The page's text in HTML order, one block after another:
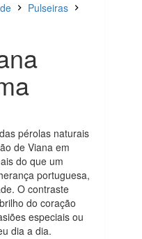
Pulseiras
pérolas naturais
de Viana em
do que um
portuguesa,
O contraste
do coração
especiais ou
dia a dia.